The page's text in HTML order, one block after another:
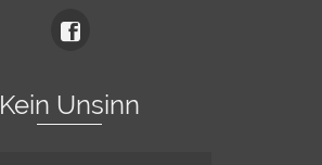
Kein Unsinn